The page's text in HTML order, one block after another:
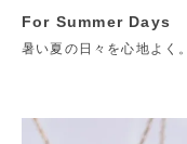
For Summer Days
暑い夏の日々を心地よく。